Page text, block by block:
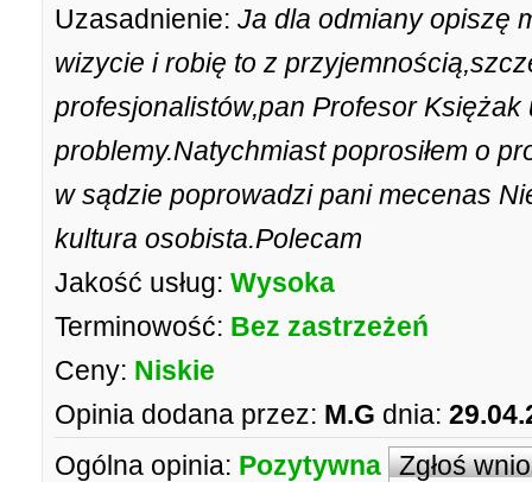
Uzasadnienie: Ja dla odmiany opiszę
wizycie i robię to z
profesjonalistów,pan Profesor Księżak
problemy.Natychmiast poprosiłem o
w sądzie poprowadzi pani mecenas
kultura osobista.Polecam
Jakość usług: Wysoka
Terminowość: Bez zastrzeżeń
Ceny: Niskie
Opinia dodana przez: M.G dnia:
Ogólna opinia: Pozytywna Zgłoś